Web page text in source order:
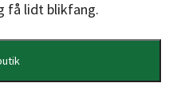
få lidt blikfang.